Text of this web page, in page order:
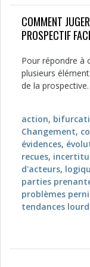
COMMENT
PROSPECTIF
Pour répondre à
plusieurs
de la
action,
Changement,
évidences,
recues,
d'acteurs,
parties
problèmes
tendances